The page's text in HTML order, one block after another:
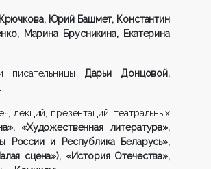
Юрий Башмет, Константин
Марина Брусникина, Екатерина
Дарьи Донцовой,
лекций, презентаций, театральных
«Художественная литература»,
России и Республика Беларусь»,
сцена»), «История Отечества»,